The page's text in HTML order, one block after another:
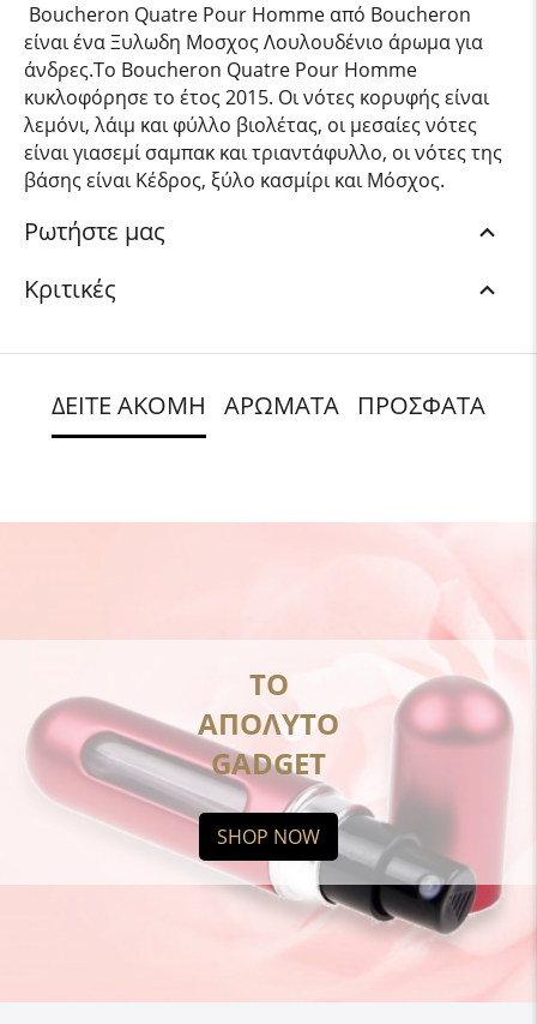
Boucheron Quatre Pour Homme από Boucheron
είναι ένα Ξυλωδη Μοσχος Λουλουδένιο άρωμα για
άνδρες.Το Boucheron Quatre Pour Homme
κυκλοφόρησε το έτος 2015. Οι νότες κορυφής είναι
λεμόνι, λάιμ και φύλλο βιολέτας, οι μεσαίες νότες
είναι γιασεμί σαμπακ και τριαντάφυλλο, οι νότες της
βάσης είναι Κέδρος, ξύλο κασμίρι και Μόσχος.
Ρωτήστε μας
Κριτικές
ΔΕΙΤΕ ΑΚΟΜΗ ΑΡΩΜΑΤΑ ΠΡΟΣΦΑΤΑ
ΤΟ
ΑΠΟΛΥΤΟ
GADGET
SHOP NOW